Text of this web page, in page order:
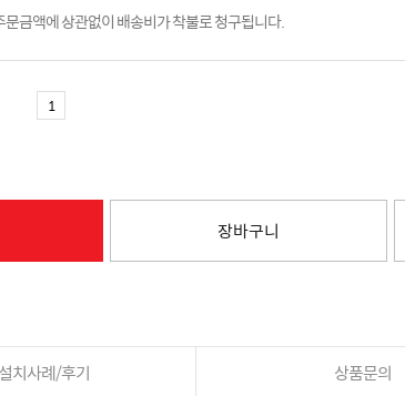
문금액에 상관없이 배송비가 착불로 청구됩니다.
장바구니
치사례/후기 상품문의